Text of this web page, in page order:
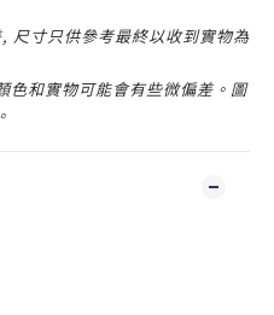
尺寸只供參考最終以收到實物為
色和實物可能會有些微偏差。圖